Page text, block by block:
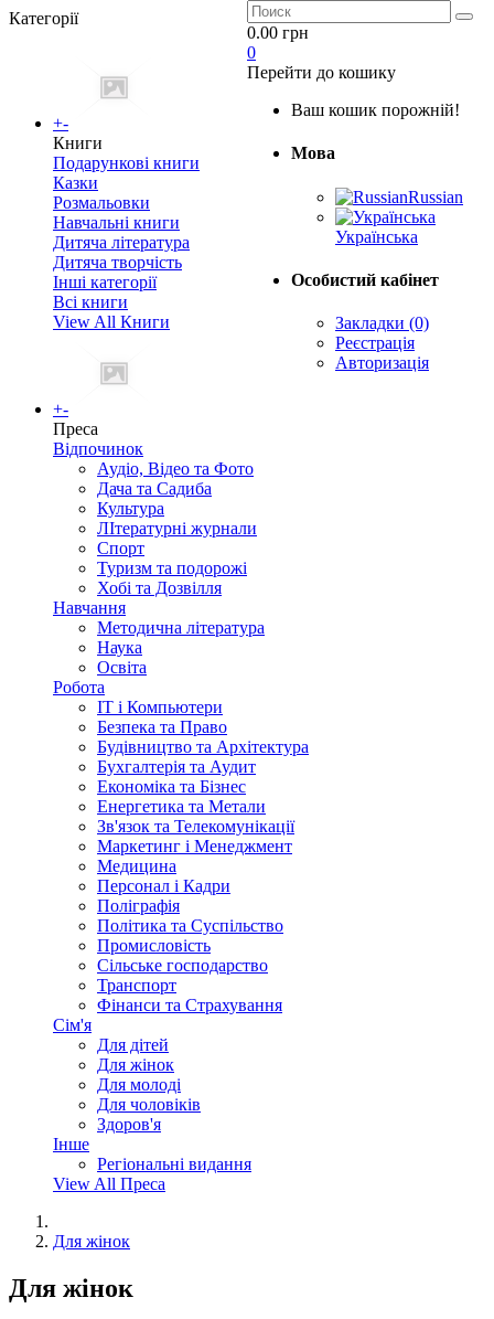
Категорії
+-
Книги
Подарункові книги
Казки
Розмальовки
Навчальні книги
Дитяча література
Дитяча творчість
Інші категорії
Всі книги
View All Книги
+-
Преса
Відпочинок
Аудіо, Відео та Фото
Дача та Садиба
Культура
ЛІтературні журнали
Спорт
Туризм та подорожі
Хобі та Дозвілля
Навчання
Методична література
Наука
Освіта
Робота
IT і Компьютери
Безпека та Право
Будівництво та Архітектура
Бухгалтерія та Аудит
Економіка та Бізнес
Енергетика та Метали
Зв'язок та Телекомунікації
Маркетинг і Менеджмент
Медицина
Персонал і Кадри
Поліграфія
Політика та Суспільство
Промисловість
Сільське господарство
Транспорт
Фінанси та Страхування
Сім'я
Для дітей
Для жінок
Для молоді
Для чоловіків
Здоров'я
Інше
Регіональні видання
View All Преса
0.00 грн
0
Перейти до кошику
Ваш кошик порожній!
Мова
Russian
Українська
Особистий кабінет
Закладки (0)
Реєстрація
Авторизація
Для жінок
Для жінок